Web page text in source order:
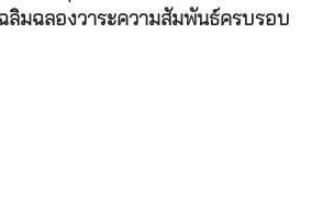
ลิมฉลองวาระความสัมพันธ์ครบรอบ